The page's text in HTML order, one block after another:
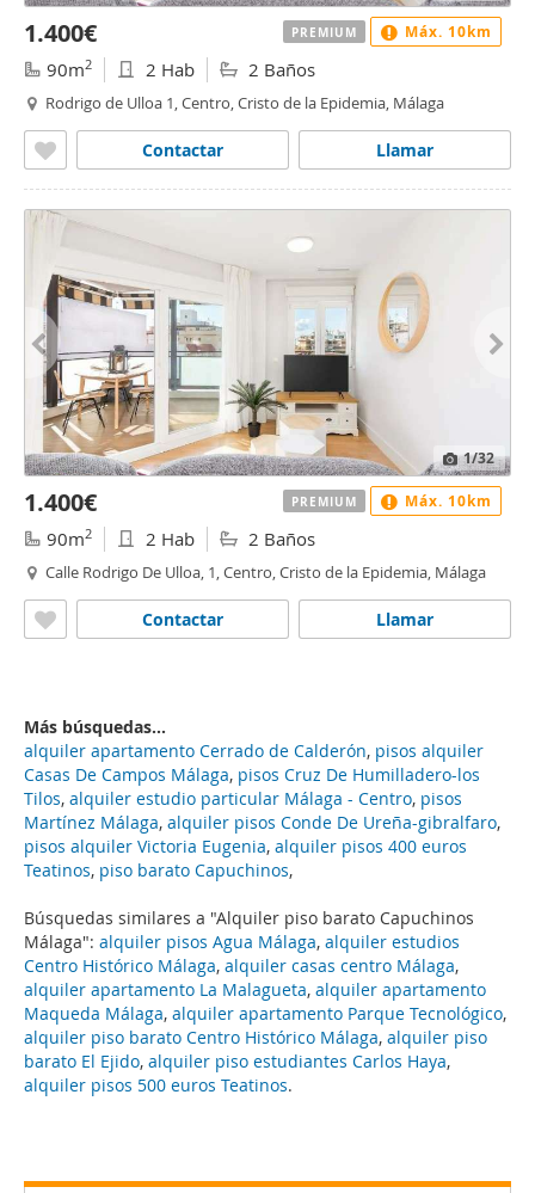
Búsquedas similares a "Alquiler piso barato Capuchinos
Málaga": alquiler pisos Agua Málaga, alquiler estudios
Centro Histórico Málaga, alquiler casas centro Málaga,
alquiler apartamento La Malagueta, alquiler apartamento
Maqueda Málaga, alquiler apartamento Parque Tecnológico,
alquiler piso barato Centro Histórico Málaga, alquiler piso
barato El Ejido, alquiler piso estudiantes Carlos Haya,
alquiler pisos 500 euros Teatinos.
1.400€
90m2 2 Hab 2 Baños
Rodrigo de Ulloa 1, Centro, Cristo de la Epidemia, Málaga
Llamar
Contactar
PREMIUM Máx. 10km
1/32
1.400€
90m2 2 Hab 2 Baños
Calle Rodrigo De Ulloa, 1, Centro, Cristo de la Epidemia, Málaga
Llamar
Contactar
PREMIUM Máx. 10km
Más búsquedas...
alquiler apartamento Cerrado de Calderón, pisos alquiler
Casas De Campos Málaga, pisos Cruz De Humilladero-los
Tilos, alquiler estudio particular Málaga - Centro, pisos
Martínez Málaga, alquiler pisos Conde De Ureña-gibralfaro,
pisos alquiler Victoria Eugenia, alquiler pisos 400 euros
Teatinos, piso barato Capuchinos,